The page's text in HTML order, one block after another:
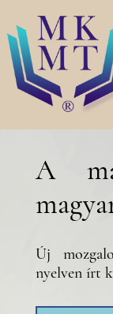
A
Új
nyelven írt